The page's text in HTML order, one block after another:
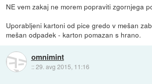
NE vem zakaj ne morem popraviti zgornjega
Uporabljeni kartoni od pice gredo v mešan
mešan odpadek - karton pomazan s hrano.
omnimint
::29. avg 2015, 11:16